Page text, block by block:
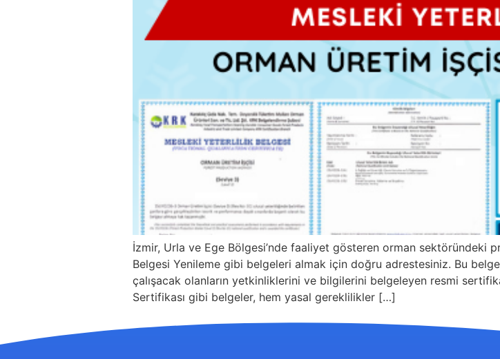
İzmir, Urla ve Ege Bölgesi’nde faaliyet gösteren orman sektöründeki
Belgesi Yenileme gibi belgeleri almak için doğru adrestesiniz. Bu
çalışacak olanların yetkinliklerini ve bilgilerini belgeleyen resmi
Sertifikası gibi belgeler, hem yasal gereklilikler […]